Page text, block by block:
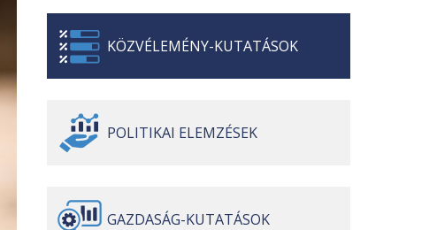
KÖZVÉLEMÉNY-KUTATÁSOK
POLITIKAI ELEMZÉSEK
GAZDASÁG-KUTATÁSOK